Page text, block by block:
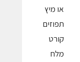
או מיץ
תפוזים
קורט
מלח